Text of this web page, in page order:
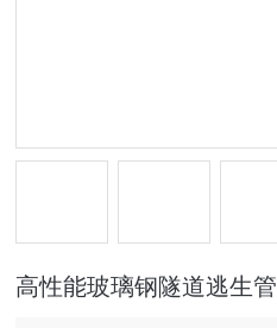
高性能玻璃钢隧道逃生管